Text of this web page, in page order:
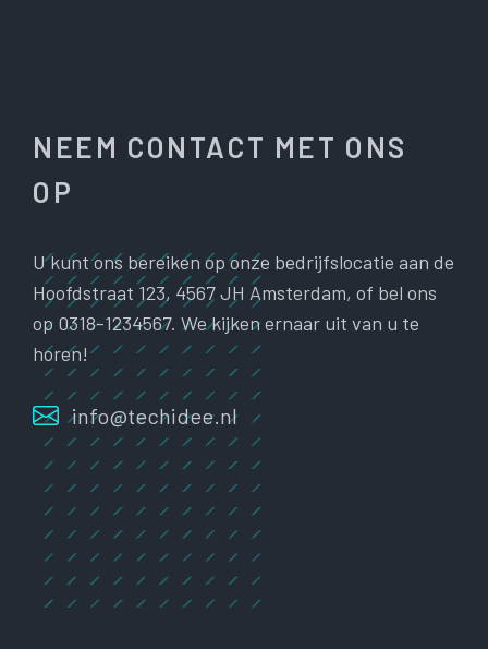
NEEM CONTACT MET ONS
OP
U kunt ons bereiken op onze bedrijfslocatie aan de
Hoofdstraat 123, 4567 JH Amsterdam, of bel ons
op 0318-1234567. We kijken ernaar uit van u te
horen!
info@techidee.nl